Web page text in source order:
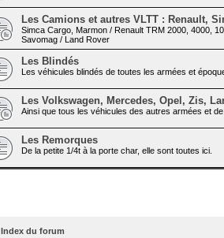
Les Camions et autres VLTT : Renault,
Simca Cargo, Marmon / Renault TRM 2000, 4000,
Savomag / Land Rover
Les Blindés
Les véhicules blindés de toutes les armées et
Les Volkswagen, Mercedes, Opel, Zis,
Ainsi que tous les véhicules des autres armées et
Les Remorques
De la petite 1/4t à la porte char, elle sont toutes ici.
Index du forum